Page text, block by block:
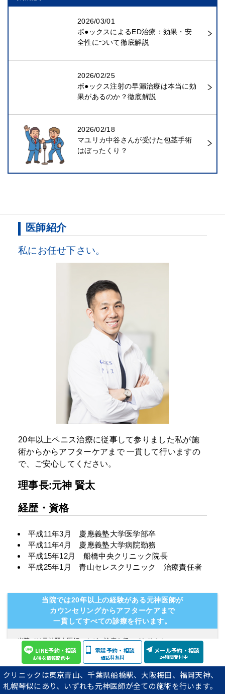
2026/03/01
ボ●ックスによるED治療：効果・安
全性について徹底解説
2026/02/25
ボ●ックス注射の早漏治療は本当に効
果があるのか？徹底解説
2026/02/18
マユリカ中谷さんが受けた包茎手術
はぼったくり？
医師紹介
私にお任せ下さい。
20年以上ペニス治療に従事して参りました私が施
術からからアフターケアまで
一貫して行いますの
で、ご安心してください。
理事長:元神 賢太
経歴・資格
平成11年3月 慶應義塾大学医学部卒
平成11年4月 慶應義塾大学病院勤務
平成15年12月 船橋中央クリニック院長
平成25年1月 青山セレスクリニック 治療責任者
当院では20年以上の経験がある元神医師が
カウンセリングからアフターケアまで
一貫してすべての診療を行います。
当院では元神賢太医師のみが、診療を行っております。
経験の浅いアルバイト医師が手術を行うことは絶対にありません。
「すべての方にご満足いただける医療を提供する」をポリシーに、
長年患者様の診療を行っております。
こちらから治療を強要することはございませんので、安心してご相
談ください。
LINE予約・相談
お得な情報配信中
電話予約・相談
通話料無料
メール予約・相談
24時間受付中
クリニックは東京青山、千葉県船橋駅、大阪梅田、福岡天神、
札幌琴似にあり、いずれも元神医師が全ての施術を行います。